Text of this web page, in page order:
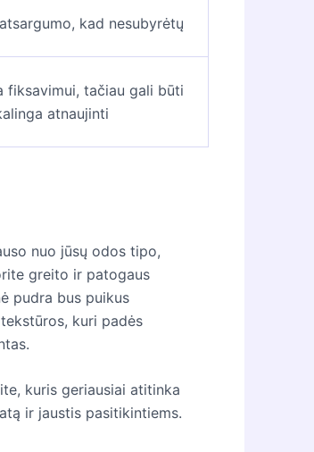
kad nesubyrėtų
fiksavimui, tačiau gali būti
atnaujinti
nuo jūsų odos tipo,
greito ir patogaus
pudra bus puikus
kuri padės
kuris geriausiai atitinka
ir jaustis pasitikintiems.